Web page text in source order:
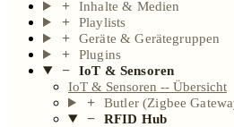
Inhalte & Medien
Playlists
Geräte & Gerätegruppen
Plugins
IoT & Sensoren
IoT & Sensoren -- Übersicht
Butler (Zigbee
RFID Hub